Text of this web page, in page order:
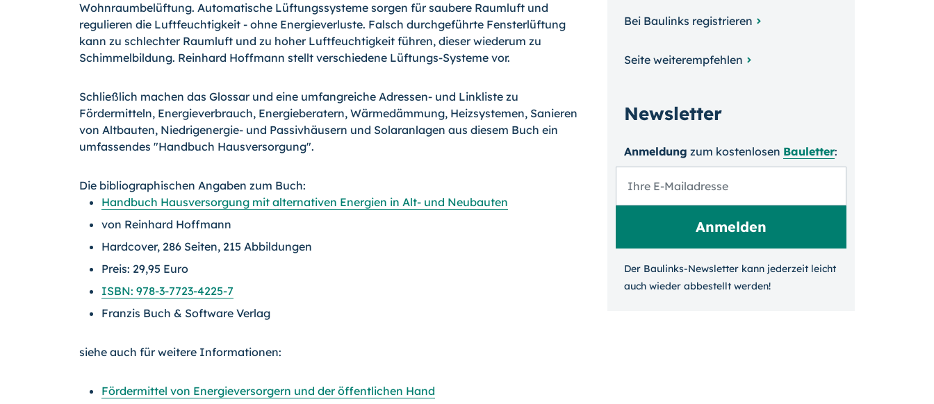
Wohnraumbelüftung. Automatische Lüftungssysteme sorgen für saubere Raumluft und
regulieren die Luftfeuchtigkeit - ohne Energieverluste. Falsch durchgeführte Fensterlüftung
kann zu schlechter Raumluft und zu hoher Luftfeuchtigkeit führen, dieser wiederum zu
Schimmelbildung. Reinhard Hoffmann stellt verschiedene Lüftungs-Systeme vor.
Schließlich machen das Glossar und eine umfangreiche Adressen- und Linkliste zu
Fördermitteln, Energieverbrauch, Energieberatern, Wärmedämmung, Heizsystemen, Sanieren
von Altbauten, Niedrigenergie- und Passivhäusern und Solaranlagen aus diesem Buch ein
umfassendes "Handbuch Hausversorgung".
Die bibliographischen Angaben zum Buch:
Handbuch Hausversorgung mit alternativen Energien in Alt- und Neubauten
von Reinhard Hoffmann
Hardcover, 286 Seiten, 215 Abbildungen
Preis: 29,95 Euro
ISBN: 978-3-7723-4225-7
Franzis Buch & Software Verlag
siehe auch für weitere Informationen:
Fördermittel von Energieversorgern und der öffentlichen Hand
Bei Baulinks registrieren
Seite weiterempfehlen
Newsletter
Anmeldung zum kosten­losen Bauletter:
Der Baulinks-Newsletter kann jeder­zeit leicht
auch wieder ab­bestellt werden!